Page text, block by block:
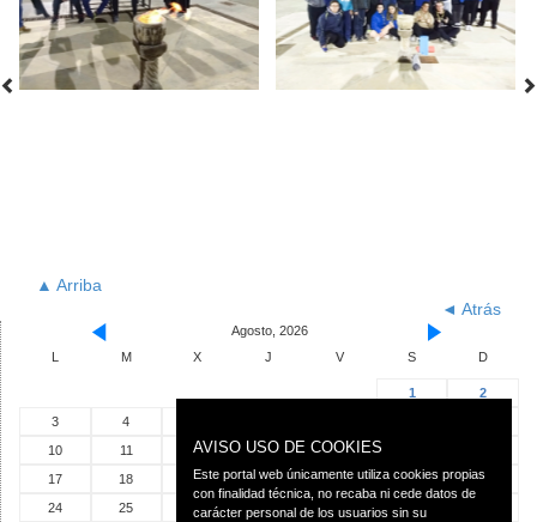
▲ Arriba
◄ Atrás
Agosto, 2026
M X J V S D
1
2
3
4
10
11 12 13 14
17
18 19 20 21 22
23
24
25 26 27 28 29
AVISO USO DE COOKIES
Este portal web únicamente utiliza cookies propias
con finalidad técnica, no recaba ni cede datos de
carácter personal de los usuarios sin su